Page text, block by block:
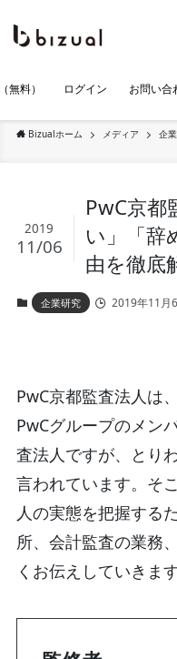
無料） ログイン お問い合
Bizualホーム メディア 企
PwC京都
い」「辞
由を徹底
2019
11/06
企業研究 2019年11月
PwC京都監査法人は
PwCグループのメン
査法人ですが、とり
言われています。そ
人の実態を把握する
所、会計監査の業務
くお伝えしていきます